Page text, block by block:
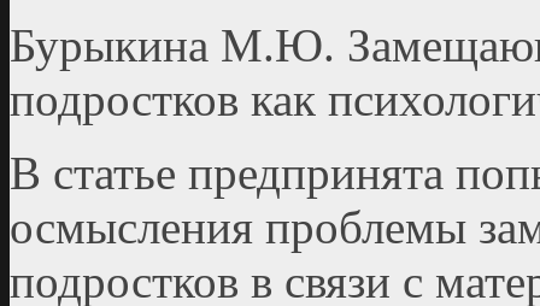
Бурыкина М.Ю.
подростков как
В статье предпринята
осмысления проблемы
подростков в связи с